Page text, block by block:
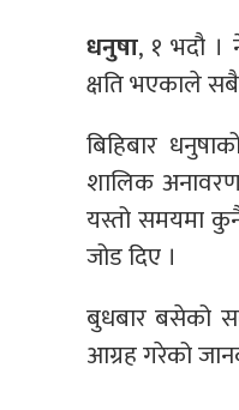
धनुषा, १ भदौ ।
क्षति भएकाले
बिहिबार
शालिक
यस्तो समयमा कुनै
जोड दिए ।
बुधबार बसेको
आग्रह गरेको